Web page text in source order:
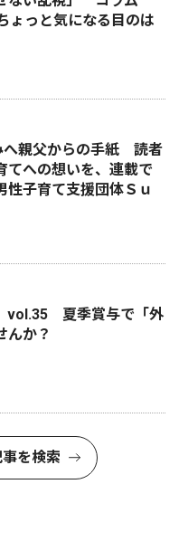
ょっと気になる目のは
親父からの手紙 読者
てへの想いを、連載で
性子育て支援団体Ｓｕ
vol.35 夏季賞与で「外
んか？
を検索